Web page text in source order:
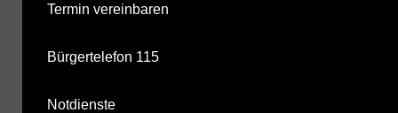
Termin vereinbaren
Bürgertelefon 115
Notdienste